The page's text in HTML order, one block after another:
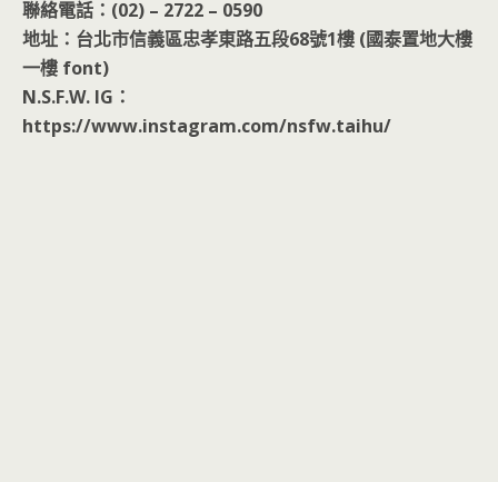
聯絡電話：(02) – 2722 – 0590
地址：台北市信義區忠孝東路五段68號1樓 (國泰置地大樓
一樓 font)
N.S.F.W. IG：
https://www.instagram.com/nsfw.taihu/